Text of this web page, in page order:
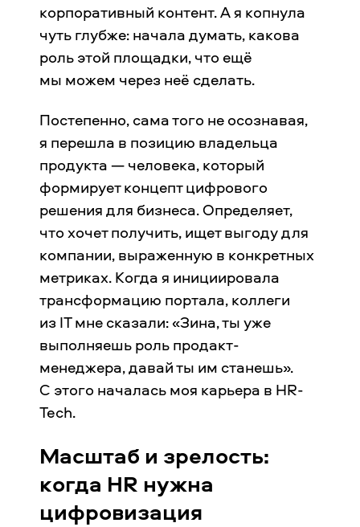
корпоративный контент. А я копнула
чуть глубже: начала думать, какова
роль этой площадки, что ещё
мы можем через неё сделать.
Постепенно, сама того не осознавая,
я перешла в позицию владельца
продукта — человека, который
формирует концепт цифрового
решения для бизнеса. Определяет,
что хочет получить, ищет выгоду для
компании, выраженную в конкретных
метриках. Когда я инициировала
трансформацию портала, коллеги
из IT мне сказали: «Зина, ты уже
выполняешь роль продакт-
менеджера, давай ты им станешь».
С этого началась моя карьера в HR-
Tech.
Масштаб и зрелость:
когда HR нужна
цифровизация